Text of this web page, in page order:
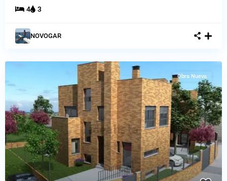
4 3
NOVOGAR
Obra Nueva